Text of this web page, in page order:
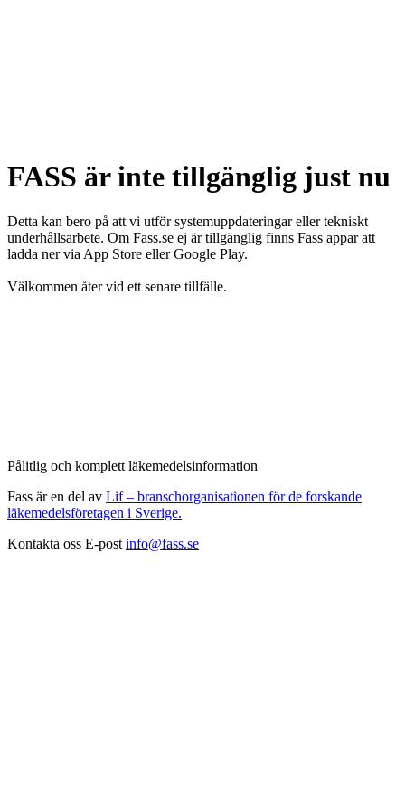
FASS är inte tillgänglig just nu
Detta kan bero på att vi utför systemuppdateringar eller tekniskt
underhållsarbete. Om Fass.se ej är tillgänglig finns Fass appar att
ladda ner via App Store eller Google Play.
Välkommen åter vid ett senare tillfälle.
Pålitlig och komplett läkemedelsinformation
Fass är en del av Lif – branschorganisationen för de forskande
läkemedelsföretagen i Sverige.
Kontakta oss E-post info@fass.se